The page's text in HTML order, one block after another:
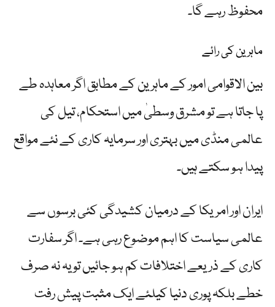
محفوظ رہے گا۔
ماہرین کی رائے
بین الاقوامی امور کے ماہرین کے مطابق اگر معاہدہ طے
پا جاتا ہے تو مشرق وسطیٰ میں استحکام، تیل کی
عالمی منڈی میں بہتری اور سرمایہ کاری کے نئے مواقع
پیدا ہو سکتے ہیں۔
ایران اور امریکا کے درمیان کشیدگی کئی برسوں سے
عالمی سیاست کا اہم موضوع رہی ہے۔ اگر سفارت
کاری کے ذریعے اختلافات کم ہو جائیں تو یہ نہ صرف
خطے بلکہ پوری دنیا کیلئے ایک مثبت پیش رفت